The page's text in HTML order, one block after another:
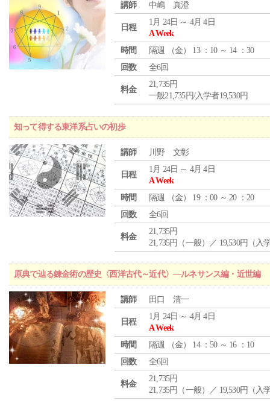
講師 中嶋 真澄
日程
1月 24日 ～ 4月 4日
A Week
時間
隔週 （金） 13 ：10 ～ 14 ：30
回数
全6回
料金
21,735円
一般21,735円/入学者19,530円
知って得する東洋系占いの初歩
講師 川野 文彰
日程
1月 24日 ～ 4月 4日
A Week
時間
隔週 （金） 19 ：00 ～ 20 ：20
回数
全6回
料金
21,735円
21,735円（一般）／ 19,530円（入
原典で辿る錬金術の歴史〈西洋古代～近代〉―ルネサンス編・近世編
講師 田口 清一
日程
1月 24日 ～ 4月 4日
A Week
時間
隔週 （金） 14 ：50 ～ 16 ：10
回数
全6回
料金
21,735円
21,735円（一般）／ 19,530円（入